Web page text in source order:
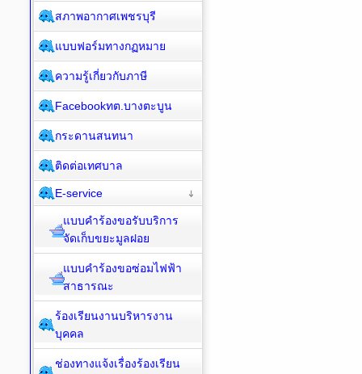
สภาพอากาศเพชรบุรี
แบบฟอร์มทางกฏหมาย
ความรู้เกี่ยวกับภาษี
Facebookทต.บางตะบูน
กระดานสนทนา
ติดต่อเทศบาล
E-service
แบบคำร้องขอรับบริการ
จัดเก็บขยะมูลฝอย
แบบคำร้องขอซ่อมไฟฟ้า
สาธารณะ
ร้องเรียนงานบริหารงาน
บุคคล
ช่องทางแจ้งเรื่องร้องเรียน